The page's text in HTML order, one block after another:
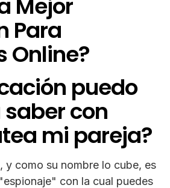
Mejor
Para
Online?
puedo
con
mi pareja?
y como su nombre lo cube, es
con la cual puedes